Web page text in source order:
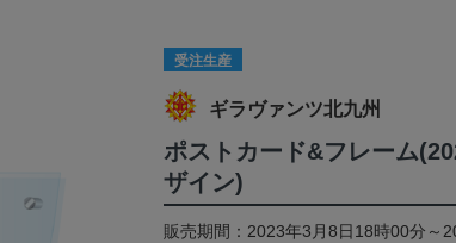
受注生産
ギラヴァンツ北九州
ポストカード&フレーム
ザイン)
販売期間：2023年3月8日18時00分～